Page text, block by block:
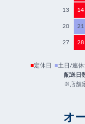
13 14
20 21
27 28
■定休日 ■土日/連休
配送日
※店舗
オ